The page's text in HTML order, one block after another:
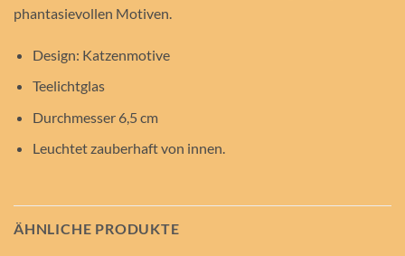
phantasievollen Motiven.
Design: Katzenmotive
Teelichtglas
Durchmesser 6,5 cm
Leuchtet zauberhaft von innen.
ÄHNLICHE PRODUKTE